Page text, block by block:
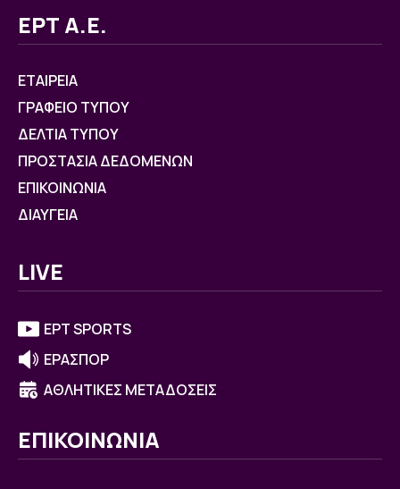
ΕΡΤ Α.Ε.
ΕΤΑΙΡΕΙΑ
ΓΡΑΦΕΙΟ ΤΥΠΟΥ
ΔΕΛΤΙΑ ΤΥΠΟΥ
ΠΡΟΣΤΑΣΙΑ ΔΕΔΟΜΕΝΩΝ
ΕΠΙΚΟΙΝΩΝΙΑ
ΔΙΑΥΓΕΙΑ
LIVE
ΕΡΤ SPORTS
ΕΡΑΣΠΟΡ
ΑΘΛΗΤΙΚΕΣ ΜΕΤΑΔΟΣΕΙΣ
ΕΠΙΚΟΙΝΩΝΙΑ